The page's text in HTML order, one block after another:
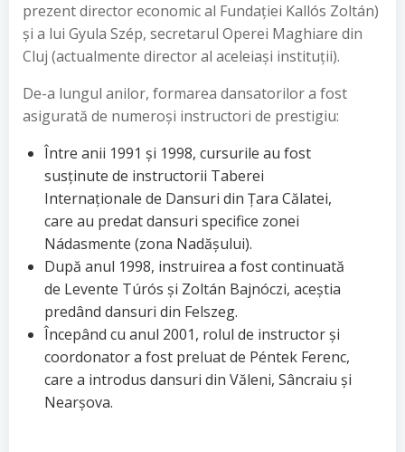
prezent director economic al Fundației Kallós Zoltán)
și a lui Gyula Szép, secretarul Operei Maghiare din
Cluj (actualmente director al aceleiași instituții).
De-a lungul anilor, formarea dansatorilor a fost
asigurată de numeroși instructori de prestigiu:
Între anii 1991 și 1998, cursurile au fost
susținute de instructorii Taberei
Internaționale de Dansuri din Țara Călatei,
care au predat dansuri specifice zonei
Nádasmente (zona Nadășului).
După anul 1998, instruirea a fost continuată
de Levente Túrós și Zoltán Bajnóczi, aceștia
predând dansuri din Felszeg.
Începând cu anul 2001, rolul de instructor și
coordonator a fost preluat de Péntek Ferenc,
care a introdus dansuri din Văleni, Sâncraiu și
Nearșova.